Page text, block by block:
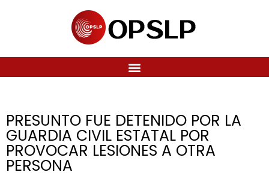
PRESUNTO FUE DETENIDO POR LA
GUARDIA CIVIL ESTATAL POR
PROVOCAR LESIONES A OTRA
PERSONA